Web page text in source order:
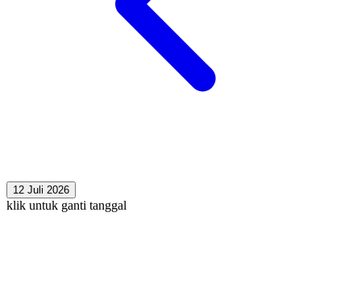
12 Juli 2026
klik untuk ganti tanggal